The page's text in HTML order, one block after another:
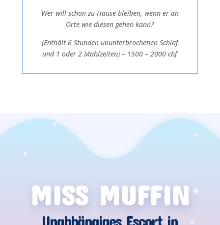
Wer will schon zu Hause bleiben, wenn er an
Orte wie diesen gehen kann?
(Enthält 6 Stunden ununterbrochenen Schlaf
und 1 oder 2 Mahlzeiten) – 1500 – 2000 chf
MISS MUFFIN
Unabhängiges Escort in